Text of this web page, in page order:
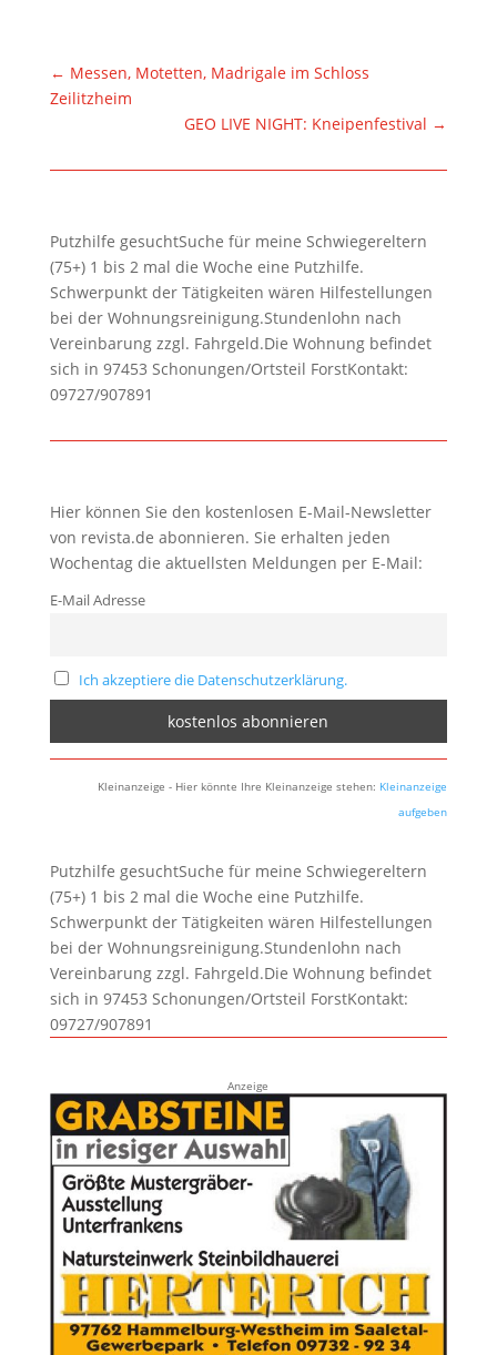
← Messen, Motetten, Madrigale im Schloss
Zeilitzheim
GEO LIVE NIGHT: Kneipenfestival →
Putzhilfe gesuchtSuche für meine Schwiegereltern
(75+) 1 bis 2 mal die Woche eine Putzhilfe.
Schwerpunkt der Tätigkeiten wären Hilfestellungen
bei der Wohnungsreinigung.Stundenlohn nach
Vereinbarung zzgl. Fahrgeld.Die Wohnung befindet
sich in 97453 Schonungen/Ortsteil ForstKontakt:
09727/907891
Hier können Sie den kostenlosen E-Mail-Newsletter
von revista.de abonnieren. Sie erhalten jeden
Wochentag die aktuellsten Meldungen per E-Mail:
E-Mail Adresse
Ich akzeptiere die Datenschutzerklärung.
Kleinanzeige - Hier könnte Ihre Kleinanzeige stehen: Kleinanzeige
aufgeben
Putzhilfe gesuchtSuche für meine Schwiegereltern
(75+) 1 bis 2 mal die Woche eine Putzhilfe.
Schwerpunkt der Tätigkeiten wären Hilfestellungen
bei der Wohnungsreinigung.Stundenlohn nach
Vereinbarung zzgl. Fahrgeld.Die Wohnung befindet
sich in 97453 Schonungen/Ortsteil ForstKontakt:
09727/907891
Anzeige